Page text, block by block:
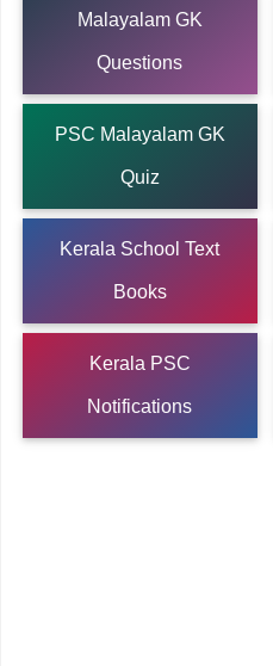
Malayalam GK
Questions
PSC Malayalam GK
Quiz
Kerala School Text
Books
Kerala PSC
Notifications